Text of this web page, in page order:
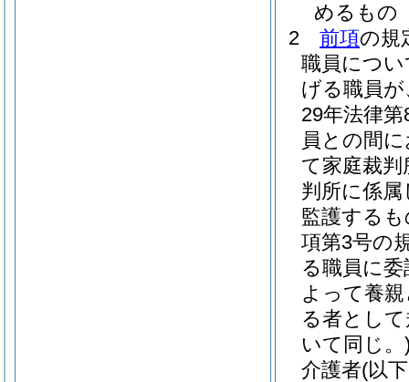
めるもの
2
前項の規
職員につ
げる職員
29年法律第
員との間
て家庭裁
判所に係
監護する
項第3号の
る職員に
よって養
る者とし
いて同じ。
介護者(以